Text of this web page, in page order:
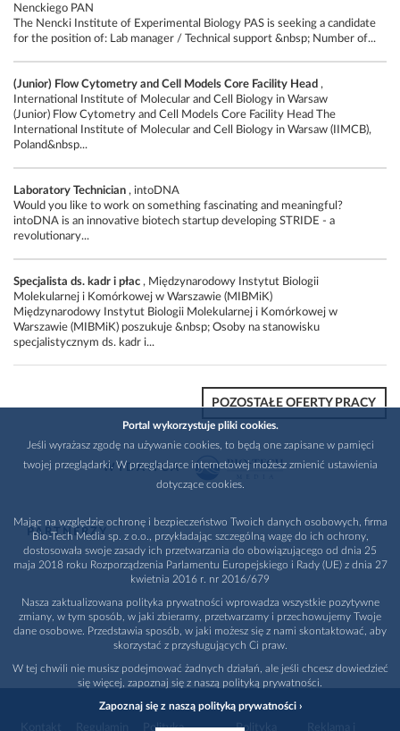
Nenckiego PAN
The Nencki Institute of Experimental Biology PAS is seeking a candidate
for the position of: Lab manager / Technical support &nbsp; Number of...
(Junior) Flow Cytometry and Cell Models Core Facility Head ,
International Institute of Molecular and Cell Biology in Warsaw
(Junior) Flow Cytometry and Cell Models Core Facility Head The
International Institute of Molecular and Cell Biology in Warsaw (IIMCB),
Poland&nbsp...
Laboratory Technician , intoDNA
Would you like to work on something fascinating and meaningful?
intoDNA is an innovative biotech startup developing STRIDE - a
revolutionary...
Specjalista ds. kadr i płac , Międzynarodowy Instytut Biologii
Molekularnej i Komórkowej w Warszawie (MIBMiK)
Międzynarodowy Instytut Biologii Molekularnej i Komórkowej w
Warszawie (MIBMiK) poszukuje &nbsp; Osoby na stanowisku
specjalistycznym ds. kadr i...
POZOSTAŁE OFERTY PRACY
WYDAWCA
PARTNERZY
Polityka Polityka
Portal wykorzystuje pliki cookies.
Jeśli wyrażasz zgodę na używanie cookies, to będą one zapisane w pamięci
twojej przeglądarki. W przeglądarce internetowej możesz zmienić ustawienia
dotyczące cookies.
Mając na względzie ochronę i bezpieczeństwo Twoich danych osobowych, firma
Bio-Tech Media sp. z o.o., przykładając szczególną wagę do ich ochrony,
dostosowała swoje zasady ich przetwarzania do obowiązującego od dnia 25
maja 2018 roku Rozporządzenia Parlamentu Europejskiego i Rady (UE) z dnia 27
kwietnia 2016 r. nr 2016/679
Nasza zaktualizowana polityka prywatności wprowadza wszystkie pozytywne
zmiany, w tym sposób, w jaki zbieramy, przetwarzamy i przechowujemy Twoje
dane osobowe. Przedstawia sposób, w jaki możesz się z nami skontaktować, aby
skorzystać z przysługujących Ci praw.
W tej chwili nie musisz podejmować żadnych działań, ale jeśli chcesz dowiedzieć
się więcej, zapoznaj się z naszą polityką prywatności.
Zapoznaj się z naszą polityką prywatności ›